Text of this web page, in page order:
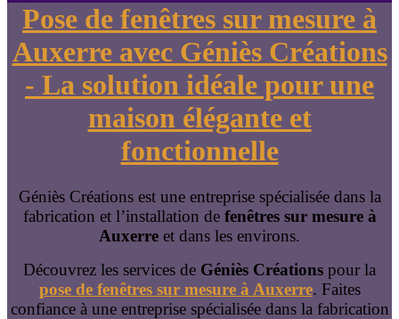
Pose de fenêtres sur mesure à
Auxerre avec Géniès Créations
- La solution idéale pour une
maison élégante et
fonctionnelle
Géniès Créations est une entreprise spécialisée dans la
fabrication et l’installation de fenêtres sur mesure à
Auxerre et dans les environs.
Découvrez les services de Géniès Créations pour la
pose de fenêtres sur mesure à Auxerre. Faites
confiance à une entreprise spécialisée dans la fabrication